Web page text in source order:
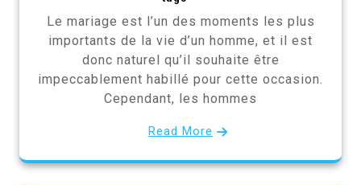
Le mariage est l’un des moments les plus
importants de la vie d’un homme, et il est
donc naturel qu’il souhaite être
impeccablement habillé pour cette occasion.
Cependant, les hommes
Read More